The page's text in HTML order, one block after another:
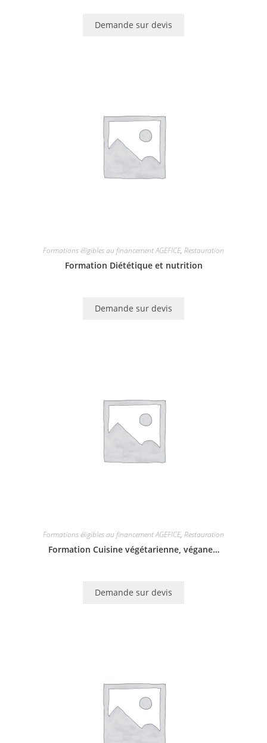
Demande sur devis
Formations éligibles au financement AGEFICE, Restauration
Formation Diététique et nutrition
Demande sur devis
Formations éligibles au financement AGEFICE, Restauration
Formation Cuisine végétarienne, végane…
Demande sur devis